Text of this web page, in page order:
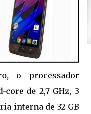
o processador
de 2,7 GHz, 3
interna de 32 GB